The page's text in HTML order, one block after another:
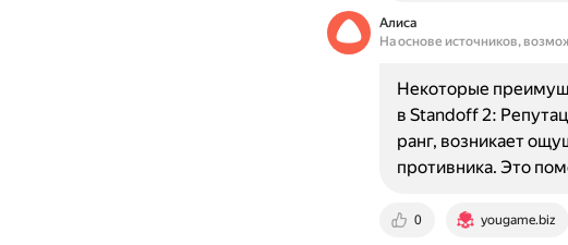
Алиса
На основе источников,
0 yougame.biz
Некоторые
в Standoff 2:
ранг, возникает
противника. Это